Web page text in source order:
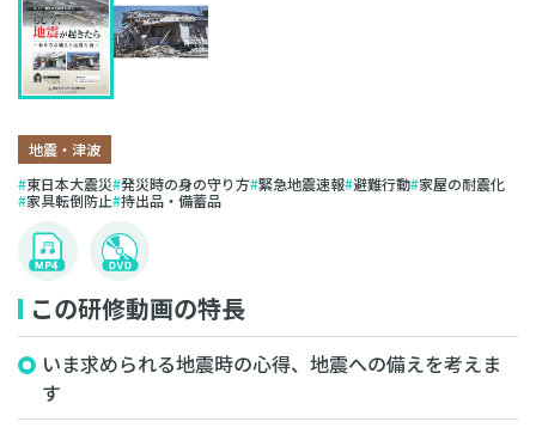
地震・津波
東日本大震災 発災時の身の守り方 緊急地震速報 避難行動 家屋の耐震化
家具転倒防止 持出品・備蓄品
この研修動画の特長
いま求められる地震時の心得、地震への備えを考えま
す